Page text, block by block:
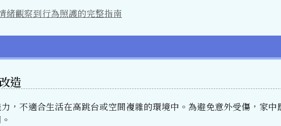
緒觀察到行為照護的完整指南
造
，不適合生活在高跳台或空間複雜的環境中。為避免意外受傷，家中